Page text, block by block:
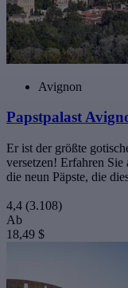
Avignon
Papstpalast
Er ist der größte
versetzen! Erfahren Sie
die neun Päpste, die
4,4 (3.108)
Ab
18,49 $